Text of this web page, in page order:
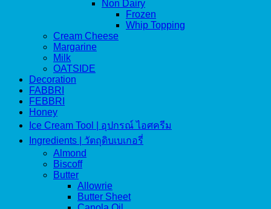
Non Dairy
Frozen
Whip Topping
Cream Cheese
Margarine
Milk
OATSIDE
Decoration
FABBRI
FEBBRI
Honey
Ice Cream Tool | อุปกรณ์ ไอศครีม
Ingredients | วัตถุดิบเบเกอรี่
Almond
Biscoff
Butter
Allowrie
Butter Sheet